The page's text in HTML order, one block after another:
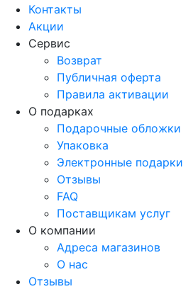
Контакты
Акции
Сервис
Возврат
Публичная оферта
Правила активации
О подарках
Подарочные обложки
Упаковка
Электронные подарки
Отзывы
FAQ
Поставщикам услуг
О компании
Адреса магазинов
О нас
Отзывы